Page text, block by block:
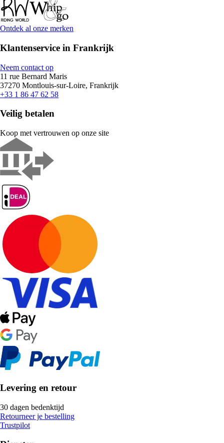
Ontdek al onze merken
Klantenservice in Frankrijk
Neem contact op
11 rue Bernard Maris
37270 Montlouis-sur-Loire, Frankrijk
+33 1 86 47 62 58
Veilig betalen
Koop met vertrouwen op onze site
Levering en retour
30 dagen bedenktijd
Retourneer je bestelling
Trustpilot